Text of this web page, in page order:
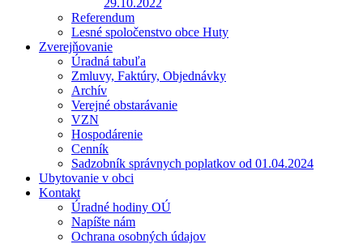
29.10.2022
Referendum
Lesné spoločenstvo obce Huty
Zverejňovanie
Úradná tabuľa
Zmluvy, Faktúry, Objednávky
Archív
Verejné obstarávanie
VZN
Hospodárenie
Cenník
Sadzobník správnych poplatkov od 01.04.2024
Ubytovanie v obci
Kontakt
Úradné hodiny OÚ
Napíšte nám
Ochrana osobných údajov